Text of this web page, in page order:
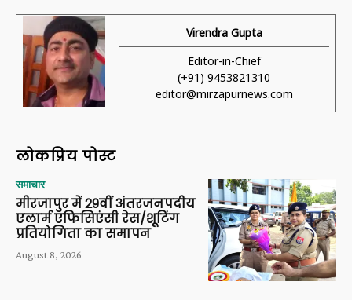
Virendra Gupta
Editor-in-Chief
(+91) 9453821310
editor@mirzapurnews.com
लोकप्रिय पोस्ट
समाचार
मीरजापुर में 29वीं अंतरजनपदीय
एलार्म एफिसिएंसी रेस/शूटिंग
प्रतियोगिता का समापन
August 8, 2026